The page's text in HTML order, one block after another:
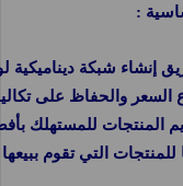
:
شبكة ديناميكية
السعر والحفاظ على
المنتجات للمستهلك
التي تقوم